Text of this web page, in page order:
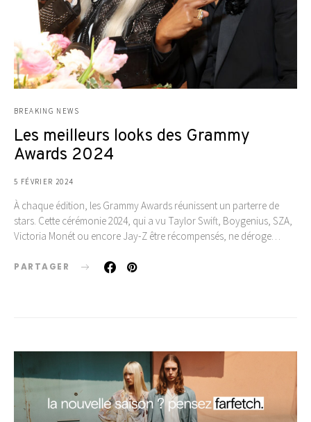
BREAKING NEWS
Les meilleurs looks des Grammy
Awards 2024
5 FÉVRIER 2024
À chaque édition, les Grammy Awards réunissent un parterre de
stars. Cette cérémonie 2024, qui a vu Taylor Swift, Boygenius, SZA,
Victoria Monét ou encore Jay-Z être récompensés, ne déroge…
PARTAGER